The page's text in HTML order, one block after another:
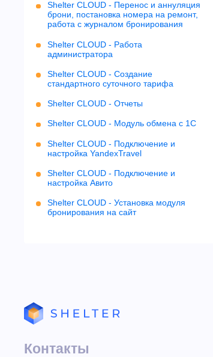
Shelter CLOUD - Перенос и аннуляция
брони, постановка номера на ремонт,
работа с журналом бронирования
Shelter CLOUD - Работа
администратора
Shelter CLOUD - Создание
стандартного суточного тарифа
Shelter CLOUD - Отчеты
Shelter CLOUD - Модуль обмена с 1С
Shelter CLOUD - Подключение и
настройка YandexTravel
Shelter CLOUD - Подключение и
настройка Авито
Shelter CLOUD - Установка модуля
бронирования на сайт
Контакты